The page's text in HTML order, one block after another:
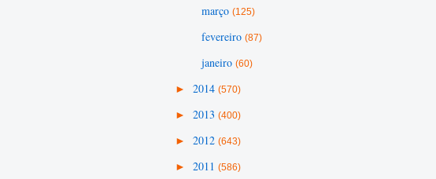
março (125)
fevereiro (87)
janeiro (60)
► 2014 (570)
► 2013 (400)
► 2012 (643)
► 2011 (586)